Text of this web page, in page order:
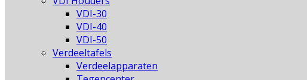
VDI-30
VDI-40
VDI-50
Verdeeltafels
Verdeelapparaten